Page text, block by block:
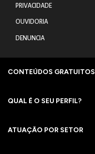
PRIVACIDADE
OUVIDORIA
DENUNCIA
CONTEÚDOS GRATUITOS
QUAL É O SEU PERFIL?
ATUAÇÃO POR SETOR